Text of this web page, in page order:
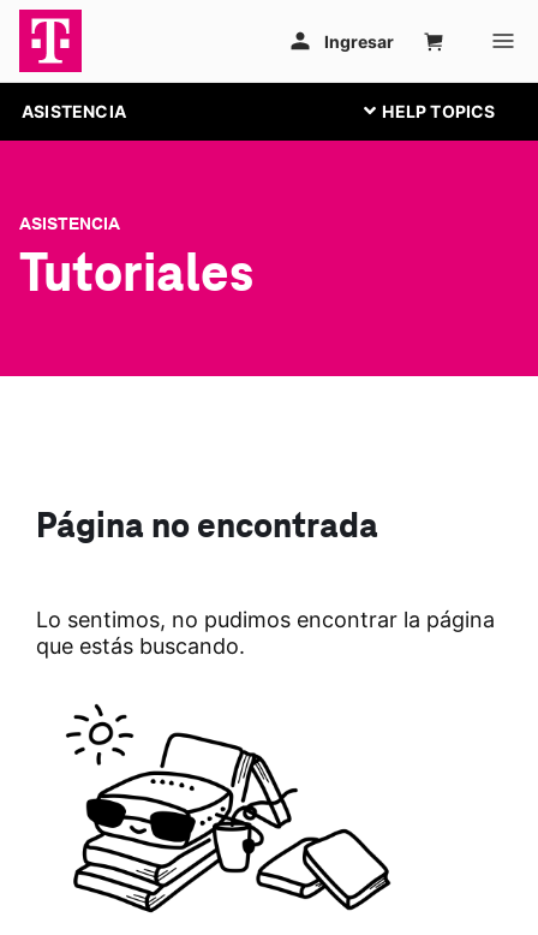
ASISTENCIA
ASISTENCIA
Tutoriales